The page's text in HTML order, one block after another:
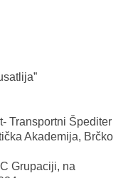
Transportni Špediter
Akademija, Brčko
Grupaciji, na